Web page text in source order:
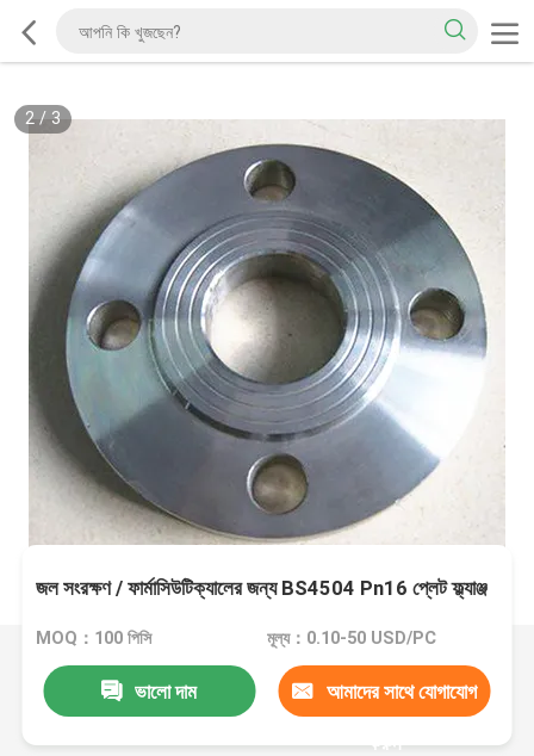
2/3
জল সংরক্ষণ / ফার্মাসিউটিক্যালের জন্য BS4504 Pn16 প্লেট ফ্ল্যাঞ্জ
MOQ：100 পিসি মূল্য：0.10-50 USD/PC
ভালো দাম আমাদের সাথে যোগাযোগ
করুন